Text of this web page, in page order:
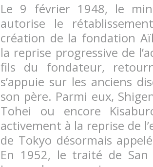
Le 9 février 1948, le
autorise le
création de la fondation
la reprise progressive de
fils du fondateur,
s’appuie sur les anciens
son père. Parmi eux,
Tohei ou encore
activement à la reprise de
de Tokyo désormais
En 1952, le traité de San